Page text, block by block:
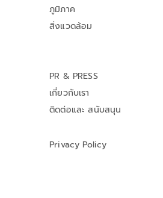
ภูมิภาค
สิ่งแวดล้อม
PR & PRESS
เกี่ยวกับเรา
ติดต่อและ สนับสนุน
Privacy Policy